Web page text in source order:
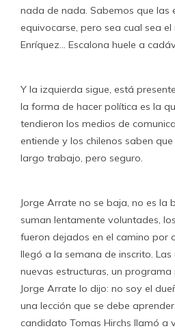
nada de nada. Sabemos que las
equivocarse, pero sea cual sea
Enríquez… Escalona huele a
Y la izquierda sigue, está
la forma de hacer política es la
tendieron los medios de
entiende y los chilenos saben
largo trabajo, pero seguro.
Jorge Arrate no se baja, no es la
suman lentamente voluntades,
fueron dejados en el camino por
llegó a la semana de inscrito.
nuevas estructuras, un programa
Jorge Arrate lo dijo: no soy el
una lección que se debe
candidato Tomas Hirchs llamó a